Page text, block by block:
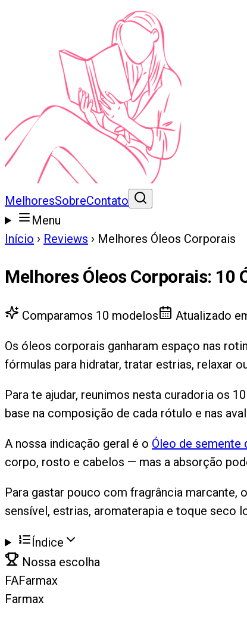
MelhoresSobreContato
Menu
Início › Reviews › Melhores Óleos Corporais
Melhores Óleos Corporais: 10
Comparamos 10 modelos Atualizado
Os óleos corporais ganharam espaço nas
fórmulas para hidratar, tratar estrias, relaxar
Para te ajudar, reunimos nesta curadoria os
base na composição de cada rótulo e nas
A nossa indicação geral é o Óleo de semente
corpo, rosto e cabelos — mas a absorção
Para gastar pouco com fragrância marcante, o
sensível, estrias, aromaterapia e toque seco
Índice
Nossa escolha
FAFarmax
Farmax